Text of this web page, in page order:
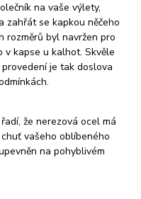
na vaše výlety,
zahřát se kapkou něčeho
rozměrů byl navržen pro
v kapse u kalhot. Skvěle
je tak doslova
že nerezová ocel má
vašeho oblíbeného
na pohyblivém